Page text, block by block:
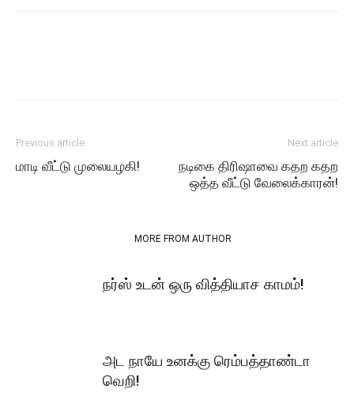
Previous article
மாடி வீட்டு முலையழகி!
Next article
நடிகை திரிஷாவை கதற கதற
ஒத்த வீட்டு வேலைக்காரன்!
MORE FROM AUTHOR
நர்ஸ் உடன் ஒரு வித்தியாச காமம்!
அட நாயே உனக்கு ரெம்பத்தாண்டா
வெறி!